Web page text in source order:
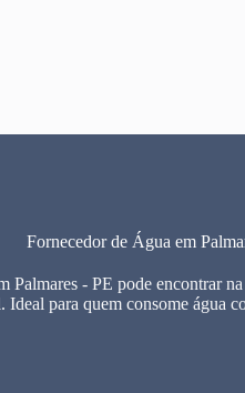
Fornecedor de Água em
Palmares - PE pode encontrar
Ideal para quem consome água